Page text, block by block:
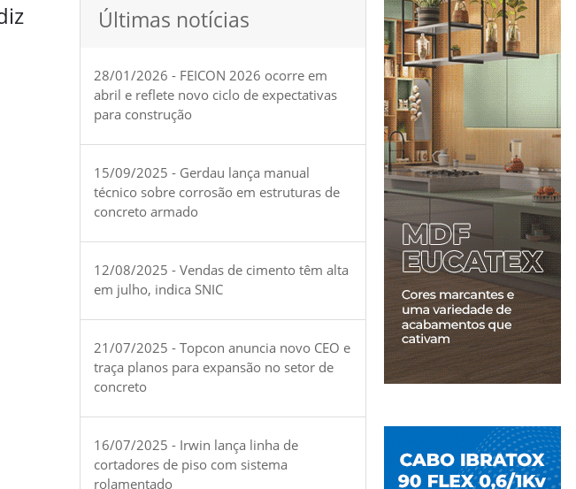
Últimas notícias
28/01/2026 - FEICON 2026 ocorre em
abril e reflete novo ciclo de expectativas
para construção
15/09/2025 - Gerdau lança manual
técnico sobre corrosão em estruturas de
concreto armado
12/08/2025 - Vendas de cimento têm alta
em julho, indica SNIC
21/07/2025 - Topcon anuncia novo CEO e
traça planos para expansão no setor de
concreto
16/07/2025 - Irwin lança linha de
cortadores de piso com sistema
rolamentado